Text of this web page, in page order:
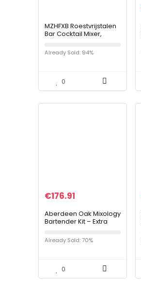
MZHFXB Roestvrijstalen
Bar Cocktail Mixer,
Fruit Ijs Cocktail Mixer
Muddler Barmannen
a/A/33x33x200mm
Already Sold: 94%
0
€176.91
Aberdeen Oak Mixology
Bartender Kit – Extra
Cocktail Shaker Set om
te mixen – Inclusief XL
Stand – Professionele
Bar Tools voor Thuis
Already Sold: 70%
0